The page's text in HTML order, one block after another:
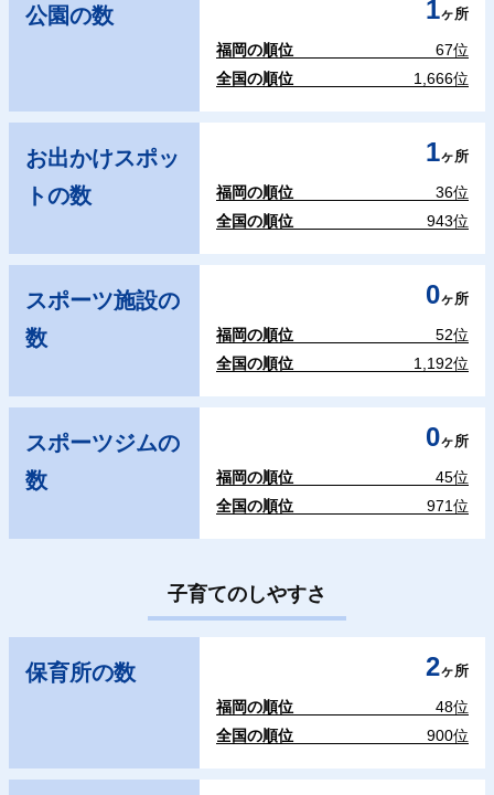
公園の数 1ヶ所
福岡の順位
67位
全国の順位
1,666位
お出かけスポッ
トの数
1ヶ所
福岡の順位
36位
全国の順位
943位
スポーツ施設の
数
0ヶ所
福岡の順位
52位
全国の順位
1,192位
スポーツジムの
数
0ヶ所
福岡の順位
45位
全国の順位
971位
子育てのしやすさ
保育所の数 2ヶ所
福岡の順位
48位
全国の順位
900位